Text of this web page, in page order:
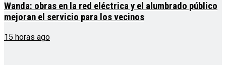
Wanda: obras en la red eléctrica y el alumbrado público
mejoran el servicio para los vecinos
15 horas ago